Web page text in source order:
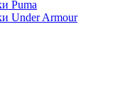
Puma
Under Armour